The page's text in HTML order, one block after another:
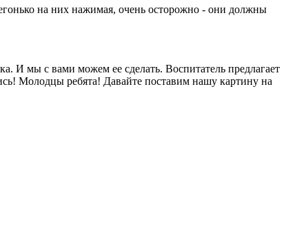
на них нажимая, очень осторожно - они должны
И мы с вами можем ее сделать. Воспитатель предлагает
Молодцы ребята! Давайте поставим нашу картину на